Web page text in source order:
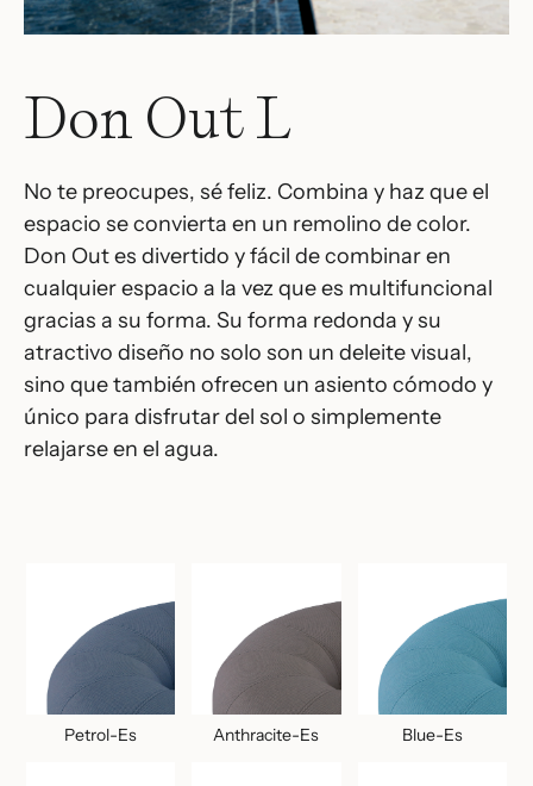
Don Out L
No te preocupes, sé feliz. Combina y haz que el
espacio se convierta en un remolino de color.
Don Out es divertido y fácil de combinar en
cualquier espacio a la vez que es multifuncional
gracias a su forma. Su forma redonda y su
atractivo diseño no solo son un deleite visual,
sino que también ofrecen un asiento cómodo y
único para disfrutar del sol o simplemente
relajarse en el agua.
Petrol-Es Anthracite-Es Blue-Es